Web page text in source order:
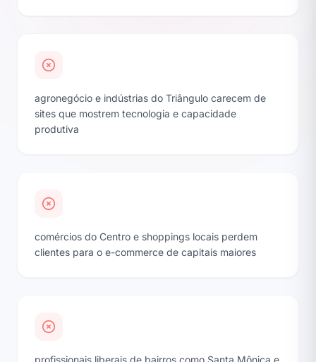
agronegócio e indústrias do Triângulo carecem de
sites que mostrem tecnologia e capacidade
produtiva
comércios do Centro e shoppings locais perdem
clientes para o e-commerce de capitais maiores
profissionais liberais de bairros como Santa Mônica e